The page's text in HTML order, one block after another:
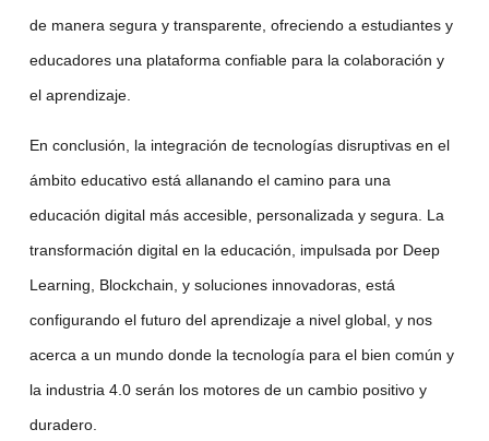
de manera segura y transparente, ofreciendo a estudiantes y
educadores una plataforma confiable para la colaboración y
el aprendizaje.
En conclusión, la integración de tecnologías disruptivasen el
ámbito educativo está allanando el camino para una
educación digitalmás accesible, personalizada y segura. La
transformación digitalen la educación, impulsada por Deep
Learning
Blockchain , y soluciones innovadoras, está
configurando el futuro del aprendizaje a nivel global, y nos
acerca a un mundo donde la tecnología para el bien común y
la industria 4.0serán los motores de un cambio positivo y
duradero.